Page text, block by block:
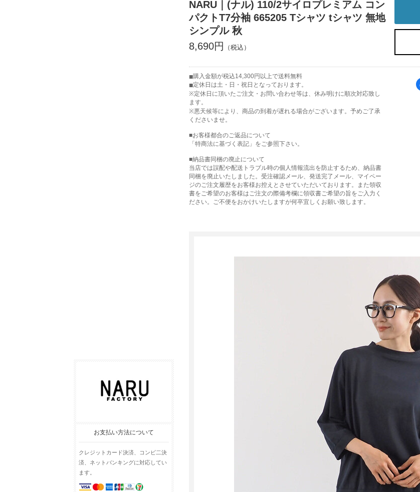
お支払い方法について
クレジットカード決済、コンビ二決
済、ネットバンキングに対応してい
ます。
NARU｜(ナル) 110/2サイロプレミアム コン
パクトT7分袖 665205 Tシャツ tシャツ 無地
シンプル 秋
8,690円
購入金額が税込14,300円以上で送料無料
定休日は土・日・祝日となっております。
※定休日に頂いたご注文・お問い合わせ等は、休み明けに順次対応致し
ます。
※悪天候等により、商品の到着が遅れる場合がございます。予めご了承
くださいませ。
■お客様都合のご返品について
「特商法に基づく表記」をご参照下さい。
■納品書同梱の廃止について
当店では誤配や配送トラブル時の個人情報流出を防止するため、納品書
同梱を廃止いたしました。受注確認メール、発送完了メール、マイペー
ジのご注文履歴をお客様お控えとさせていただいております。また領収
書をご希望のお客様はご注文の際備考欄に領収書ご希望の旨をご入力く
ださい。ご不便をおかけいたしますが何卒宜しくお願い致します。